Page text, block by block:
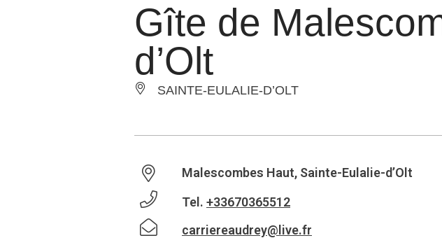
Gîte de
d’Olt
SAINTE-EULALIE-D’OLT
Malescombes Haut, Sainte-Eulalie-d’Olt
Tel. +33670365512
carriereaudrey@live.fr